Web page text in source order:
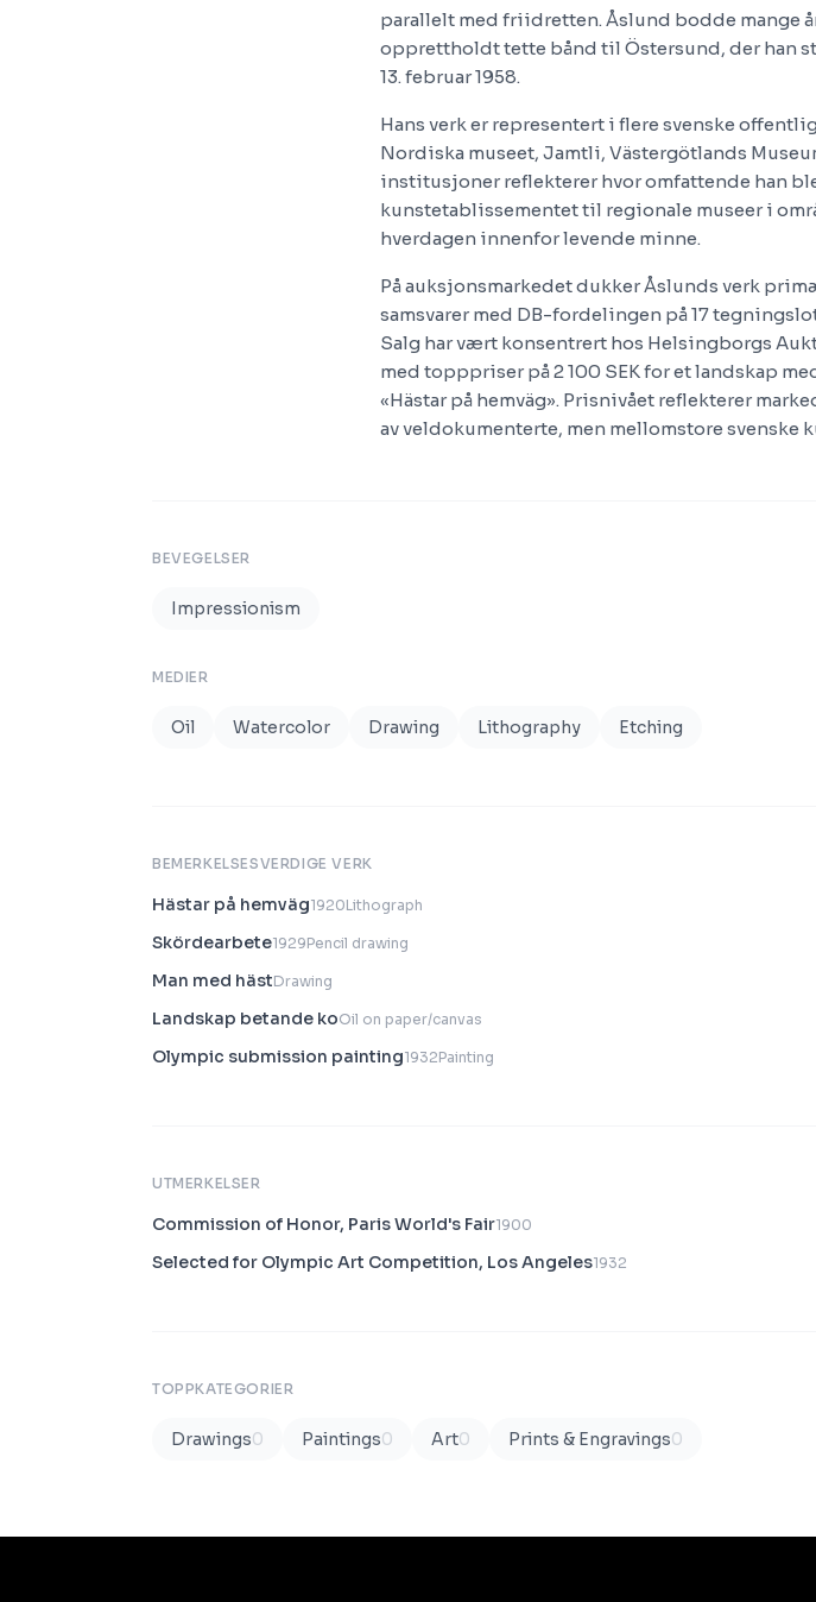
parallelt med friidretten. Åslund bodde mange
opprettholdt tette bånd til Östersund, der han
13. februar 1958.
Hans verk er representert i flere svenske
Nordiska museet, Jamtli, Västergötlands
institusjoner reflekterer hvor omfattende han
kunstetablissementet til regionale museer i
hverdagen innenfor levende minne.
På auksjonsmarkedet dukker Åslunds verk
samsvarer med DB-fordelingen på 17
Salg har vært konsentrert hos Helsingborgs
med topppriser på 2 100 SEK for et landskap
«Hästar på hemväg». Prisnivået reflekterer
av veldokumenterte, men mellomstore
BEVEGELSER
Impressionism
MEDIER
Oil Watercolor Drawing Lithography Etching
BEMERKELSESVERDIGE VERK
Hästar på hemväg1920Lithograph
Skördearbete1929Pencil drawing
Man med hästDrawing
Landskap betande koOil on paper/canvas
Olympic submission painting1932Painting
UTMERKELSER
Commission of Honor, Paris World's Fair1900
Selected for Olympic Art Competition, Los Angeles1932
TOPPKATEGORIER
Drawings0 Paintings0 Art0 Prints & Engravings0